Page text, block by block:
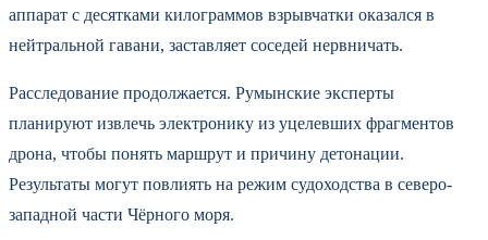
аппарат с десятками килограммов взрывчатки оказался в
нейтральной гавани, заставляет соседей нервничать.
Расследование продолжается. Румынские эксперты
планируют извлечь электронику из уцелевших фрагментов
дрона, чтобы понять маршрут и причину детонации.
Результаты могут повлиять на режим судоходства в северо-
западной части Чёрного моря.